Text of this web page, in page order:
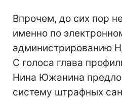
Впрочем, до сих пор
именно по
администрированию
С голоса глава
Нина Южанина
систему штрафных